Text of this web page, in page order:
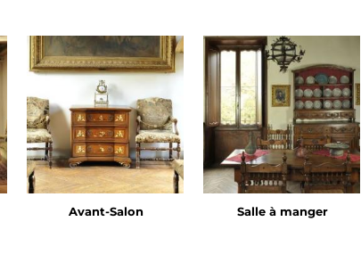
Avant-Salon Salle à manger